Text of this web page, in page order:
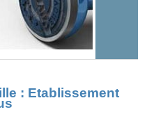
: Etablissement